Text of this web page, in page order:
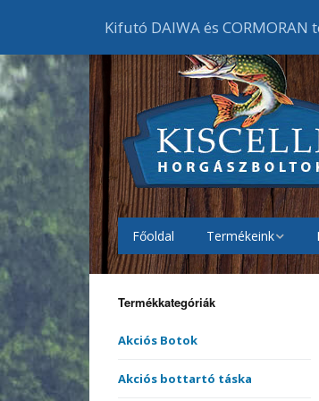
Főoldal Termékeink
Akciós Botok
Termékkategóriák
Akciós Botok
Akciós bottartó táska
Kifutó DAIWA és